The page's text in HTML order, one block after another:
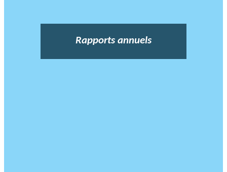
Rapports annuels